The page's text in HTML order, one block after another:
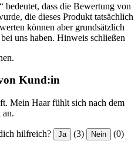
bedeutet, dass die Bewertung von
die dieses Produkt tatsächlich
können aber grundsätzlich
uns haben. Hinweis schließen
Kund:in
Mein Haar fühlt sich nach dem
an.
hilfreich? Ja (3) Nein (0)